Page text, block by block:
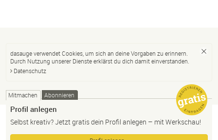
dasauge verwendet Cookies, um sich an deine Vorgaben zu erinnern.
Durch Nutzung unserer Dienste erklärst du dich damit einverstanden.
Datenschutz
Mitmachen Abonnieren
Profil anlegen
Selbst kreativ? Jetzt gratis dein Profil anlegen – mit Werkschau!